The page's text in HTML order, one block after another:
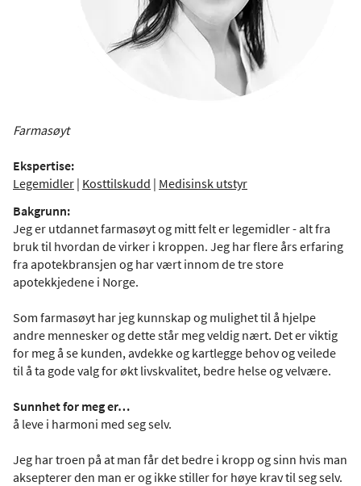
Farmasøyt
Ekspertise:
Legemidler | Kosttilskudd | Medisinsk utstyr
Bakgrunn:
Jeg er utdannet farmasøyt og mitt felt er legemidler - alt fra
bruk til hvordan de virker i kroppen. Jeg har flere års erfaring
fra apotekbransjen og har vært innom de tre store
apotekkjedene i Norge.
Som farmasøyt har jeg kunnskap og mulighet til å hjelpe
andre mennesker og dette står meg veldig nært. Det er viktig
for meg å se kunden, avdekke og kartlegge behov og veilede
til å ta gode valg for økt livskvalitet, bedre helse og velvære.
Sunnhet for meg er…
å leve i harmoni med seg selv.
Jeg har troen på at man får det bedre i kropp og sinn hvis man
aksepterer den man er og ikke stiller for høye krav til seg selv.